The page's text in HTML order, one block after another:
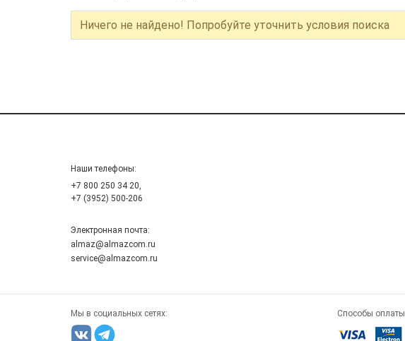
Ничего не найдено! Попробуйте уточнить условия поиска
Наши телефоны:
+7 800 250 34 20,
+7 (3952) 500-206
Электронная почта:
almaz@almazcom.ru
service@almazcom.ru
Мы в социальных сетях: Способы оплаты